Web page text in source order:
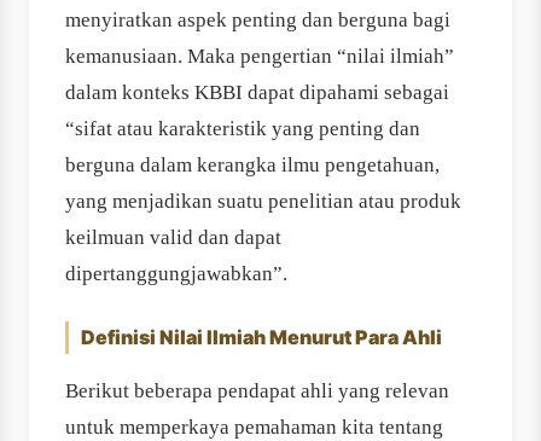
menyiratkan aspek penting dan berguna bagi
kemanusiaan. Maka pengertian “nilai ilmiah”
dalam konteks KBBI dapat dipahami sebagai
“sifat atau karakteristik yang penting dan
berguna dalam kerangka ilmu pengetahuan,
yang menjadikan suatu penelitian atau produk
keilmuan valid dan dapat
dipertanggungjawabkan”.
Definisi Nilai Ilmiah Menurut Para Ahli
Berikut beberapa pendapat ahli yang relevan
untuk memperkaya pemahaman kita tentang